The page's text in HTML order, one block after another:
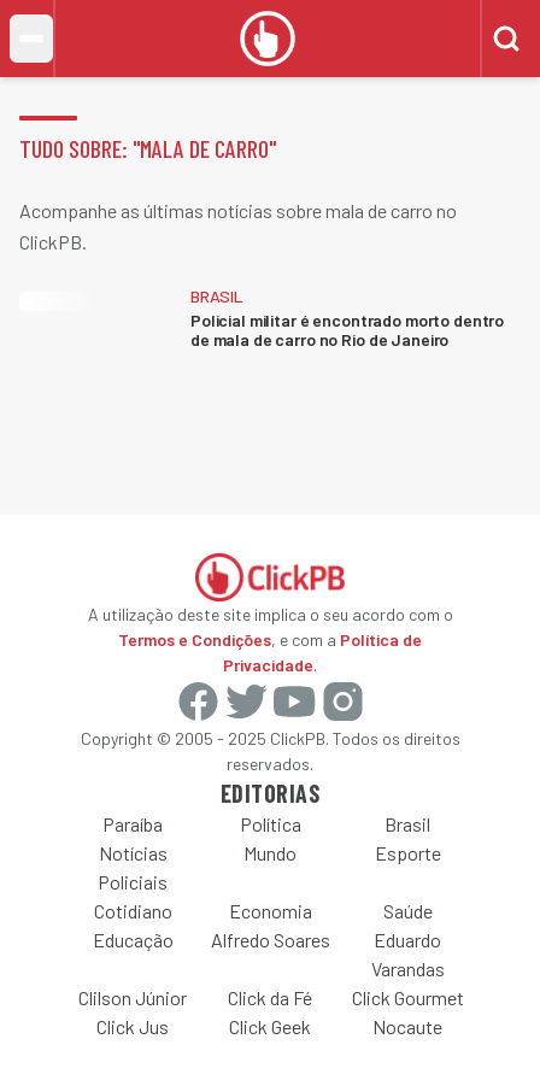
TUDO SOBRE: "MALA DE CARRO"
Acompanhe as últimas notícias sobre mala de carro no
ClickPB.
BRASIL
Policial militar é encontrado morto dentro
de mala de carro no Rio de Janeiro
A utilização deste site implica o seu acordo com o
Termos e Condições, e com a Política de
Privacidade.
Copyright © 2005 - 2025 ClickPB. Todos os direitos
reservados.
EDITORIAS
Paraíba Política
Brasil
Notícias
Policiais
Mundo Esporte
Cotidiano Economia
Saúde
Educação
Alfredo Soares
Eduardo
Varandas
Clilson Júnior
Click da Fé
Click Gourmet
Click Jus
Click Geek Nocaute